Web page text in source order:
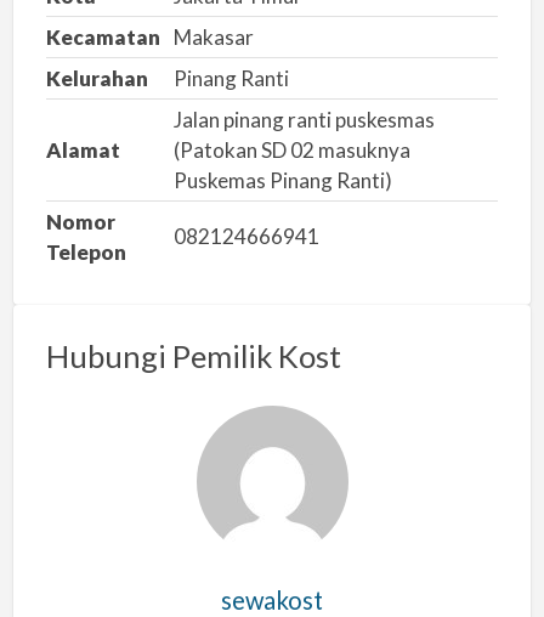
m
a
s
a
l
h
Kecamatan
Makasar
Kelurahan
Pinang Ranti
Alamat
Jalan pinang ranti puskesmas
(Patokan SD 02 masuknya
Puskemas Pinang Ranti)
Nomor
Telepon
082124666941
Hubungi Pemilik Kost
sewakost